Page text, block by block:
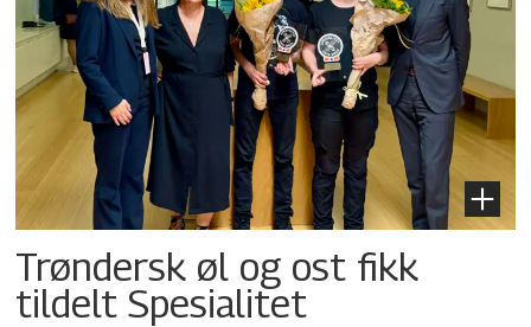
Trøndersk øl og ost fikk
tildelt Spesialitet